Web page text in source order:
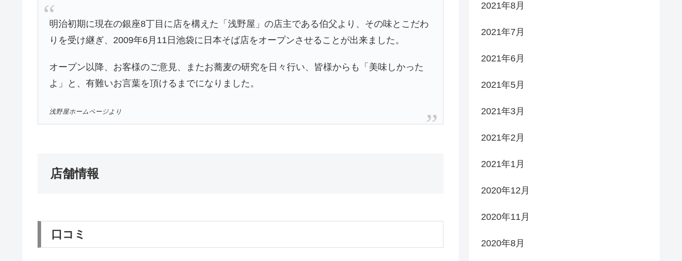
明治初期に現在の銀座8丁目に店を構えた「浅野屋」の店主である伯父より、その味とこだわ
りを受け継ぎ、2009年6月11日池袋に日本そば店をオープンさせることが出来ました。
オープン以降、お客様のご意見、またお蕎麦の研究を日々行い、皆様からも「美味しかった
よ」と、有難いお言葉を頂けるまでになりました。
浅野屋ホームページより
店舗情報
口コミ
2021年8月
2021年7月
2021年6月
2021年5月
2021年3月
2021年2月
2021年1月
2020年12月
2020年11月
2020年8月